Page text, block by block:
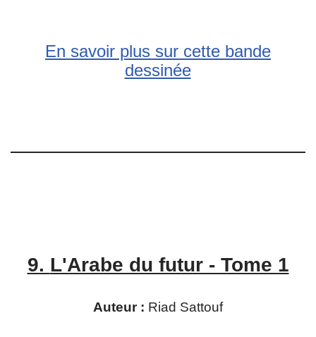
En savoir plus sur cette bande
dessinée
9. L'Arabe du futur - Tome 1
Auteur : Riad Sattouf